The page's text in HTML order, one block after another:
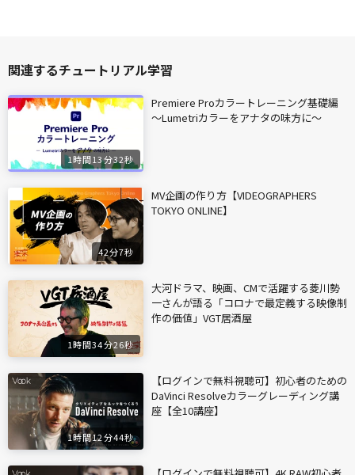
関連するチュートリアル学習
1時間13分32秒
Premiere Proカラートレーニング基礎編
〜Lumetriカラーをアナタの味方に〜
42分7秒
MV企画の作り方【VIDEOGRAPHERS
TOKYO ONLINE】
1時間34分26秒
大河ドラマ、映画、CMで活躍する菱川勢
一さんが語る「コロナで最定義する映像制
作の価値」VGT居酒屋
1時間12分44秒
【ログインで無料視聴可】初心者のための
DaVinci Resolveカラーグレーディング講
座【全10講座】